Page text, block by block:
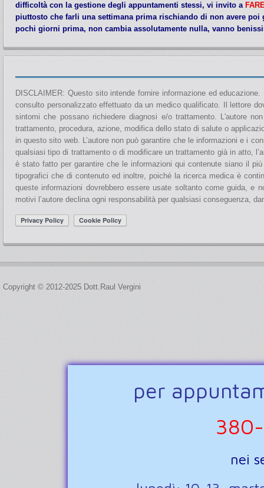
difficoltà con la gestione degli appuntamenti stessi, vi invito a
piuttosto che farli una settimana prima rischiando di non avere
pochi giorni prima, non cambia assolutamente nulla, vanno
DISCLAIMER: Questo sito intende fornire informazione ed
consulto personalizzato effettuato da un medico qualificato. Il lettore
sintomi che possano richiedere diagnosi e/o trattamento. L'autore
trattamento, procedura, azione, modifica dello stato di salute o
in questo sito web. L’autore non può garantire che le informazioni e i
qualsiasi tipo di trattamento o di modificare un trattamento già in atto,
è stato fatto per garantire che le informazioni qui contenute siano il
tipografici che di contenuto ed inoltre, poiché la ricerca medica è
queste informazioni dovrebbero essere usate soltanto come guida,
motivi l’autore declina ogni responsabilità per qualsiasi conseguenza,
Copyright © 2012-2025 Dott.Raul Vergini
per
nei